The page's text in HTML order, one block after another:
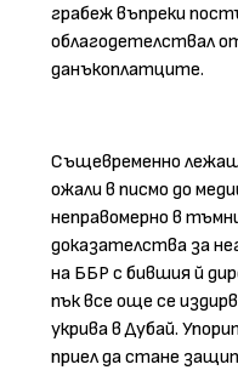
грабеж въпреки
облагодетелствал
данъкоплатците.
Същевременно
ожали в писмо до
неправомерно в
доказателства за
на ББР с бившия й
пък все още се
укрива в Дубай.
приел да стане